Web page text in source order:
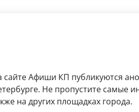
сайте Афиши КП публикуются
Не пропустите самые
на других площадках города.